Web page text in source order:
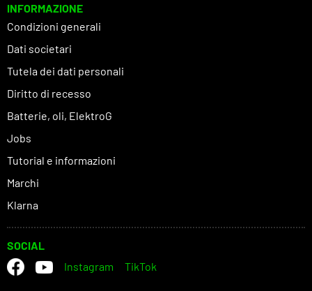
INFORMAZIONE
Condizioni generali
Dati societari
Tutela dei dati personali
Diritto di recesso
Batterie, oli, ElektroG
Jobs
Tutorial e informazioni
Marchi
Klarna
SOCIAL
Instagram
TikTok